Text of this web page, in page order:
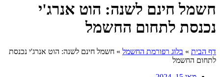
חשמל חינם לשנה: הוט אנרג'י
נכנסת לתחום החשמל
דף הבית » בלוג רפורמת החשמל » חשמל חינם לשנה: הוט אנרג'י נכנסת
לתחום החשמל